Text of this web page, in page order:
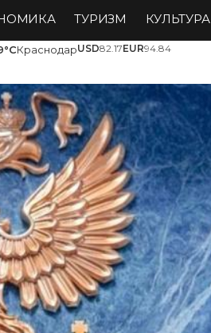
ТУРИЗМ КУЛЬТУРА
КраснодарUSD82.17EUR94.84